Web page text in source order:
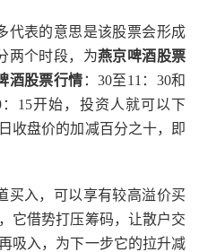
代表的意思是该股票会形成
两个时段，为燕京啤酒股票
酒股票行情 ：30至11：30和
15开始，投资人就可以下
收盘价的加减百分之十，即
买入，可以享有较高溢价买
它借势打压筹码，让散户交
吸入，为下一步它的拉升减